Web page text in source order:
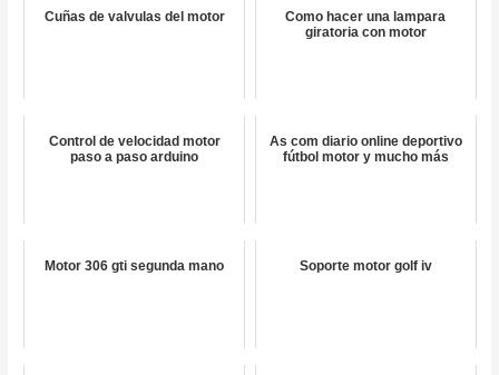
Cuñas de valvulas del motor
Como hacer una lampara
giratoria con motor
Control de velocidad motor
paso a paso arduino
As com diario online deportivo
fútbol motor y mucho más
Motor 306 gti segunda mano Soporte motor golf iv